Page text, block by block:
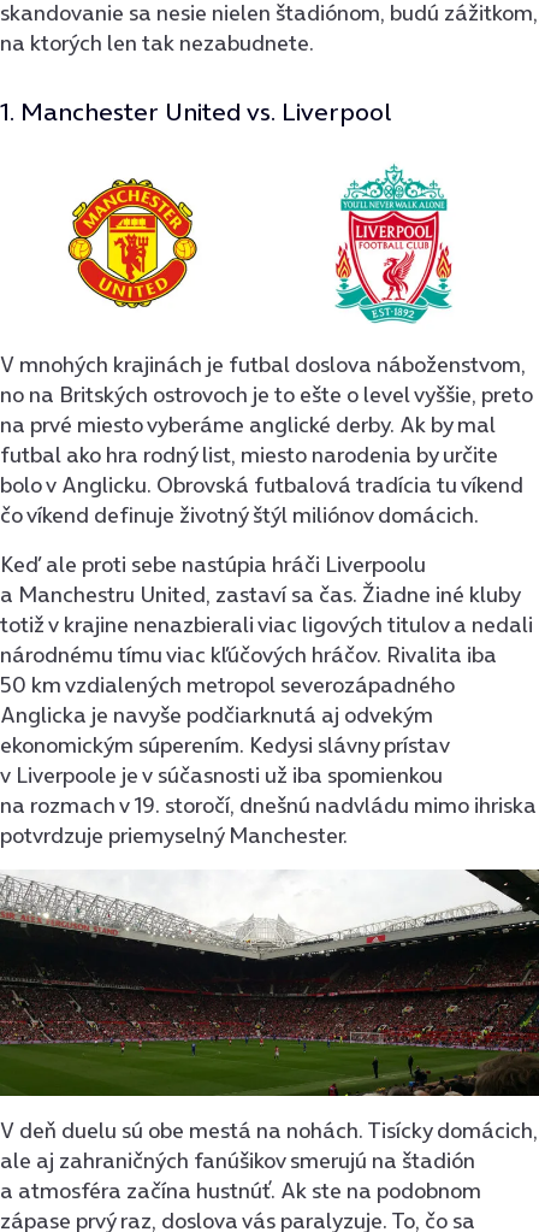
skandovanie sa nesie nielen štadiónom, budú zážitkom,
na ktorých len tak nezabudnete.
1. Manchester United vs. Liverpool
V mnohých krajinách je futbal doslova náboženstvom,
no na Britských ostrovoch je to ešte o level vyššie, preto
na prvé miesto vyberáme anglické derby. Ak by mal
futbal ako hra rodný list, miesto narodenia by určite
bolo v Anglicku. Obrovská futbalová tradícia tu víkend
čo víkend definuje životný štýl miliónov domácich.
Keď ale proti sebe nastúpia hráči Liverpoolu
a Manchestru United, zastaví sa čas. Žiadne iné kluby
totiž v krajine nenazbierali viac ligových titulov a nedali
národnému tímu viac kľúčových hráčov. Rivalita iba
50 km vzdialených metropol severozápadného
Anglicka je navyše podčiarknutá aj odvekým
ekonomickým súperením. Kedysi slávny prístav
v Liverpoole je v súčasnosti už iba spomienkou
na rozmach v 19. storočí, dnešnú nadvládu mimo ihriska
potvrdzuje priemyselný Manchester.
V deň duelu sú obe mestá na nohách. Tisícky domácich,
ale aj zahraničných fanúšikov smerujú na štadión
a atmosféra začína hustnúť. Ak ste na podobnom
zápase prvý raz, doslova vás paralyzuje. To, čo sa